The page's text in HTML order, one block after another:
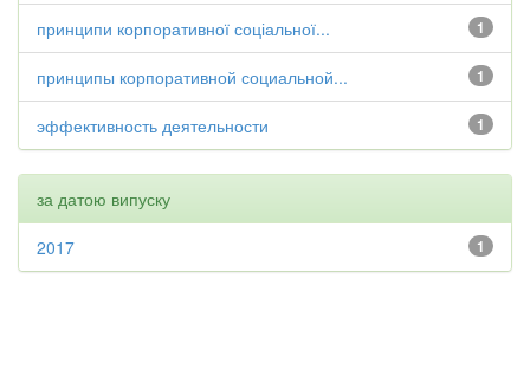
1
принципи корпоративної соціальної...
1
принципы корпоративной социальной...
1
эффективность деятельности
за датою випуску
1
2017